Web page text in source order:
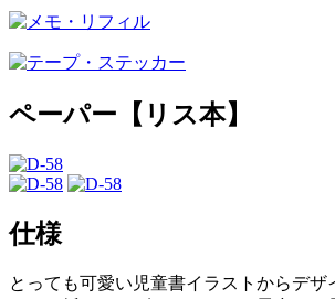
ペーパー【リス本】
仕様
とっても可愛い児童書イラストからデ